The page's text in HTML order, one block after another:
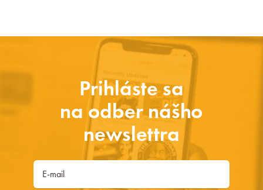
Prihláste sa
na odber nášho
newslettra